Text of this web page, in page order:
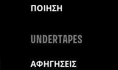
ΠΟΙΗΣΗ
UNDERTAPES
ΑΦΗΓΗΣΕΙΣ